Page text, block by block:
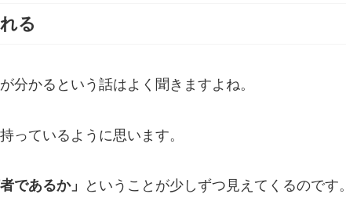
る
分かるという話はよく聞きますよね。
っているように思います。
者であるか」 ということが少しずつ見えてくるのです。